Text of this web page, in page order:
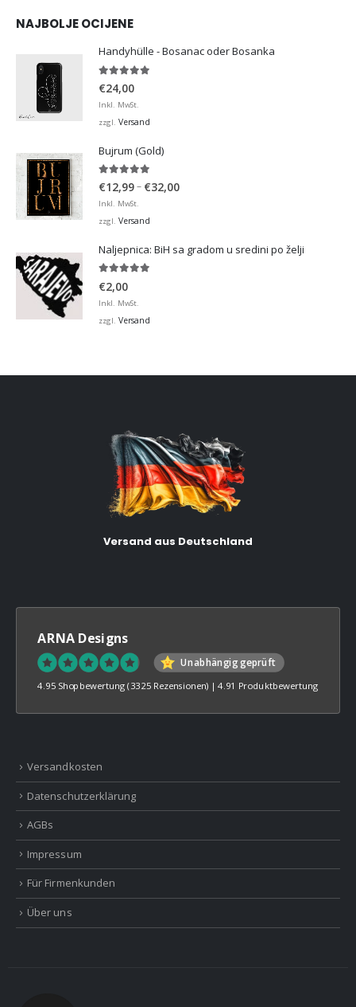
NAJBOLJE OCIJENE
Handyhülle - Bosanac oder Bosanka
€24,00
Inkl. MwSt.
zzgl. Versand
Bujrum (Gold)
5.00von 5
€12,99– €32,00Preisspanne:
Inkl. MwSt.
zzgl. Versand
Naljepnica: BiH sa gradom u sredini po želji
€2,00
Inkl. MwSt.
zzgl. Versand
Versand aus Deutschland
ARNA Designs
Unabhängig geprüft
4.95 Shopbewertung (3325 Rezensionen) |4.91 Produktbewertung
Versandkosten
Datenschutzerklärung
AGBs
Impressum
Für Firmenkunden
Über uns